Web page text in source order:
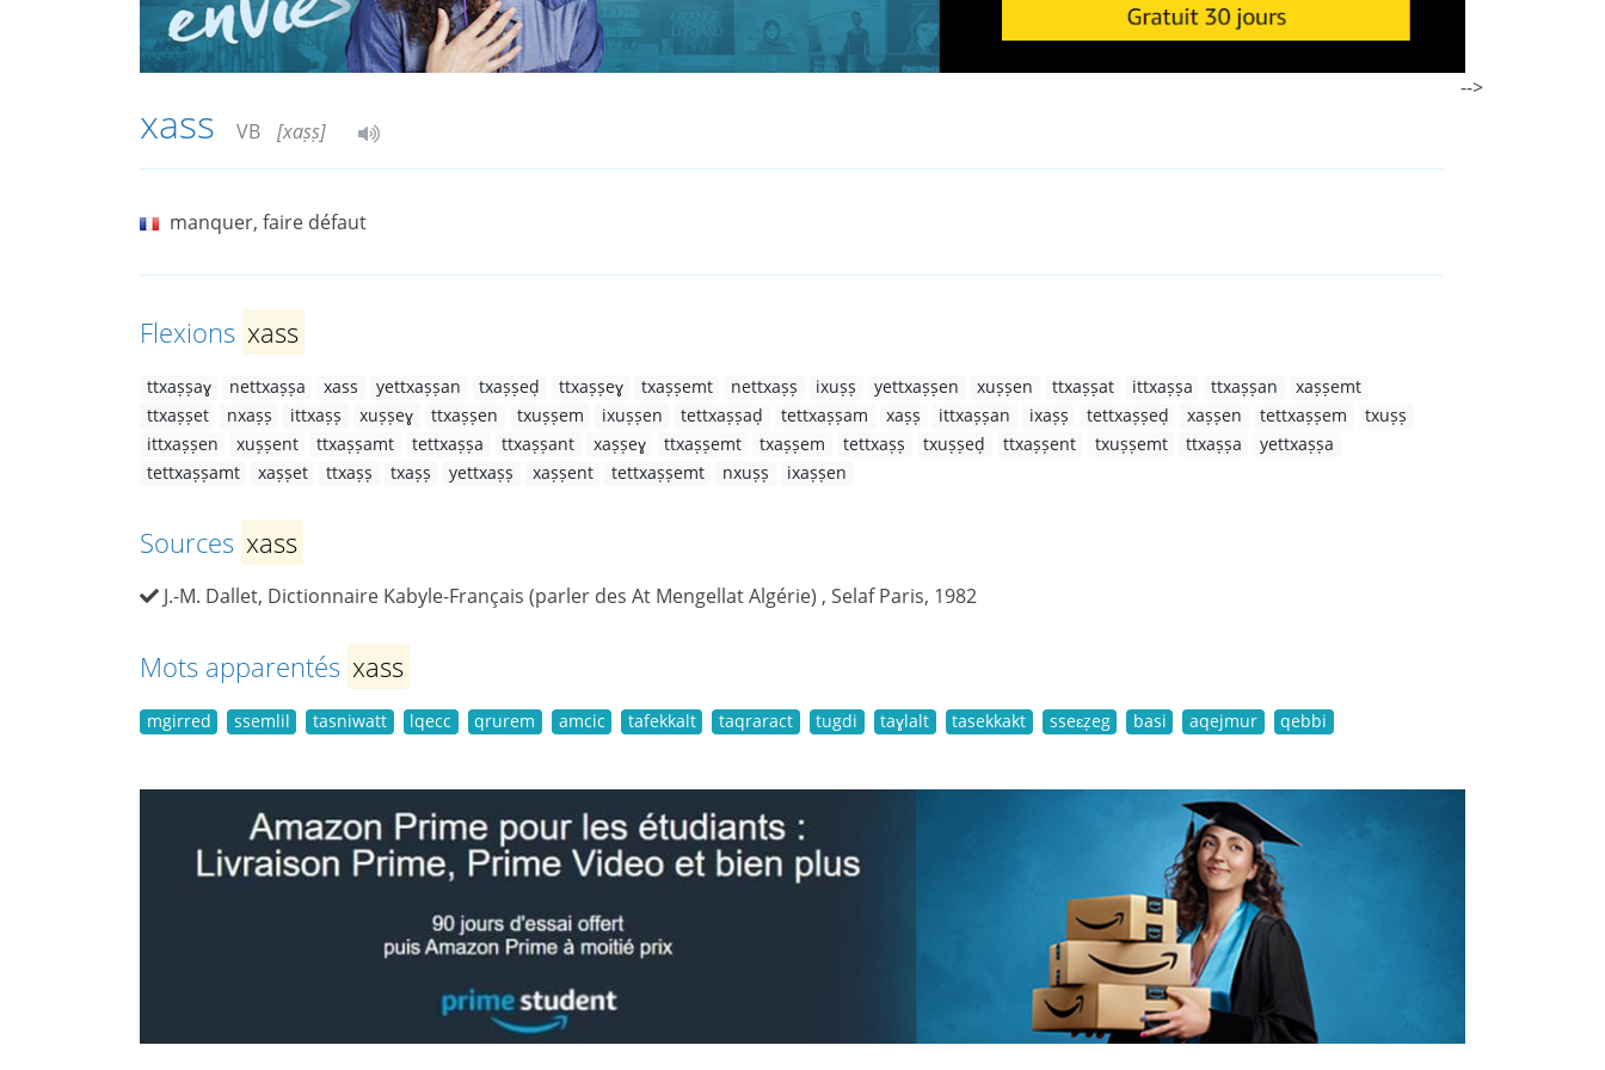
xass VB [xaṣṣ]
manquer, faire défaut
Flexions xass
ttxaṣṣaɣ nettxaṣṣa xass yettxaṣṣan txaṣṣeḍ ttxaṣṣeɣ txaṣṣemt nettxaṣṣ ixuṣṣ yettxaṣṣen xuṣṣen ttxaṣṣat ittxaṣṣa ttxaṣṣan
xaṣṣemt
ttxaṣṣet
nxaṣṣ ittxaṣṣ xuṣṣeɣ ttxaṣṣen txuṣṣem ixuṣṣen tettxaṣṣaḍ tettxaṣṣam xaṣṣ ittxaṣṣan ixaṣṣ tettxaṣṣeḍ xaṣṣen tettxaṣṣem
txuṣṣ
ittxaṣṣen
xuṣṣent ttxaṣṣamt tettxaṣṣa ttxaṣṣant xaṣṣeɣ ttxaṣṣemt txaṣṣem tettxaṣṣ txuṣṣeḍ ttxaṣṣent txuṣṣemt ttxaṣṣa
yettxaṣṣa
tettxaṣṣamt
xaṣṣet ttxaṣṣ txaṣṣ yettxaṣṣ xaṣṣent tettxaṣṣemt nxuṣṣ ixaṣṣen
Sources xass
J.-M. Dallet, Dictionnaire Kabyle-Français (parler des At Mengellat Algérie) , Selaf Paris, 1982
Mots apparentés xass
mgirred ssemlil tasniwatt lqecc qrurem amcic tafekkalt taqraract tugdi taɣlalt tasekkakt sseɛẓeg basi aqejmur qebbi
-->